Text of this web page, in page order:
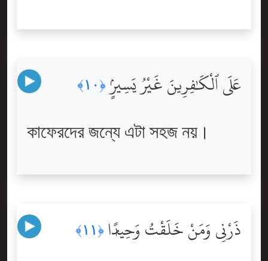
عَلَى ٱلْكَٰفِرِينَ غَيْرُ يَسِيرٍۢ﴿١٠﴾
কাফেরদের জন্যে এটা সহজ নয়।
ذَرْنِى وَمَنْ خَلَقْتُ وَحِيدًۭا ﴿١١﴾